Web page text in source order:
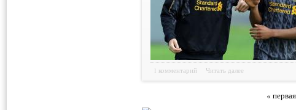
1 комментарий Читать далее
« первая